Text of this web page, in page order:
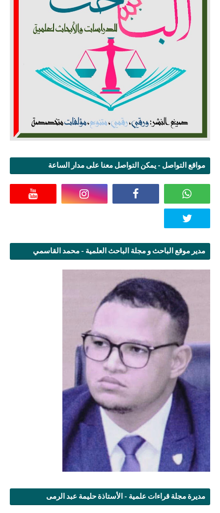
مواقع التواصل - يمكن التواصل معنا على مدار الساعة
مدير موقع الباحث و مجلة الباحث العلمية - محمد القاسمي
مديرة مجلة قراءات علمية - الأستاذة حليمة عبد الرمى